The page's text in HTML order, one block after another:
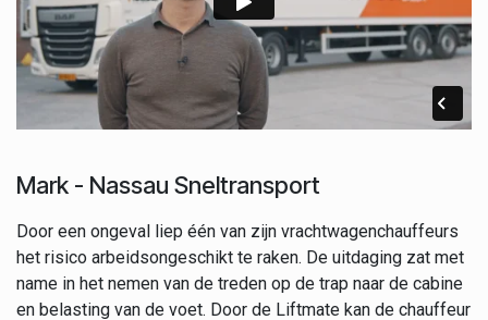
Mark - Nassau Sneltransport
Door een ongeval liep één van zijn vrachtwagenchauffeurs
het risico arbeidsongeschikt te raken. De uitdaging zat met
name in het nemen van de treden op de trap naar de cabine
en belasting van de voet. Door de Liftmate kan de chauffeur